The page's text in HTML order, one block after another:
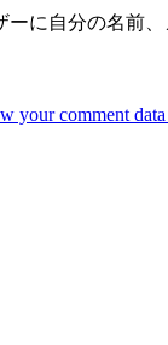
に自分の名前
your comment data